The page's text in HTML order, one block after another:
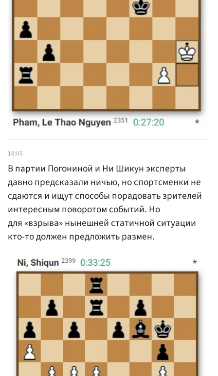
18:05
В партии Погониной и Ни Шикун эксперты
давно предсказали ничью, но спортсменки не
сдаются и ищут способы порадовать зрителей
интересным поворотом событий. Но
для «взрыва» нынешней статичной ситуации
кто-то должен предложить размен.